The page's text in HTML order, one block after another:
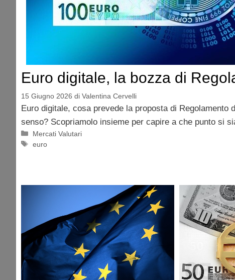
Euro digitale, la bozza di
15 Giugno 2026 di Valentina Cervelli
Euro digitale, cosa prevede la proposta di Regolamento
senso? Scopriamolo insieme per capire a che punto si
Categorie
Mercati Valutari
Tag
euro